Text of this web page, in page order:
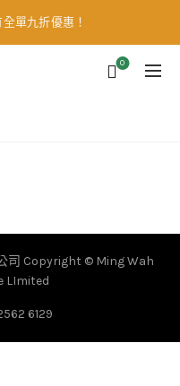
單九折優惠！
0
司 Copyright © Ming Wah
LImited
6129